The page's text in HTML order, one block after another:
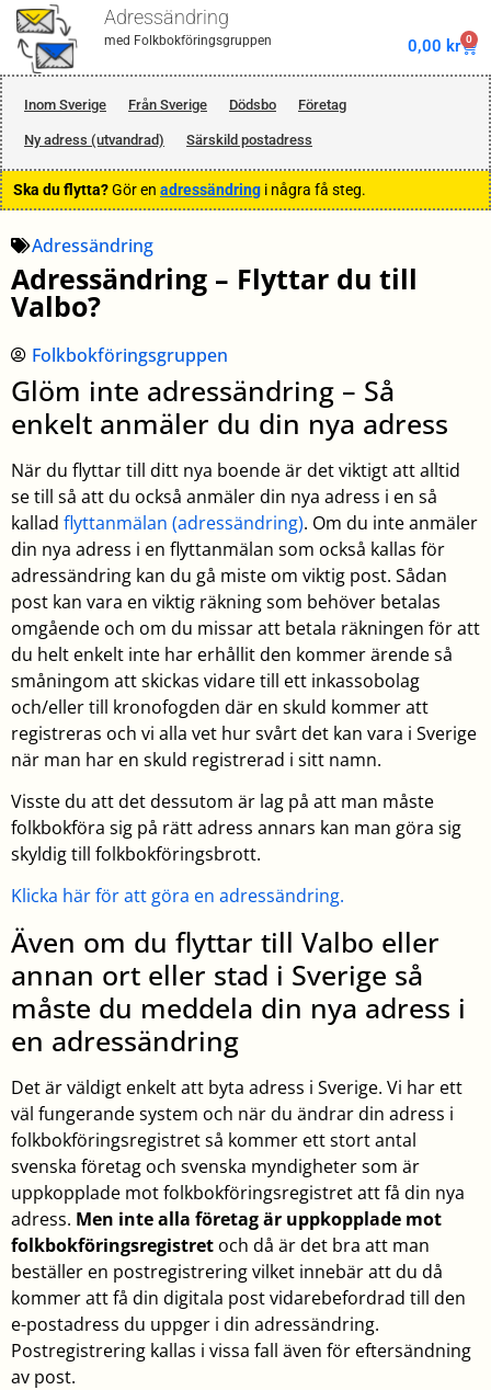
Adressändring
med Folkbokföringsgruppen 0,00 kr 0
Inom Sverige Från Sverige Dödsbo Företag
Ny adress (utvandrad) Särskild postadress
Ska du flytta?Gör en adressändring i några få steg.
Adressändring
Adressändring – Flyttar du till
Valbo?
Folkbokföringsgruppen
Glöm inte adressändring – Så
enkelt anmäler du din nya adress
När du flyttar till ditt nya boende är det viktigt att alltid
se till så att du också anmäler din nya adress i en så
kallad flyttanmälan (adressändring). Om du inte anmäler
din nya adress i en flyttanmälan som också kallas för
adressändring kan du gå miste om viktig post. Sådan
post kan vara en viktig räkning som behöver betalas
omgående och om du missar att betala räkningen för att
du helt enkelt inte har erhållit den kommer ärende så
småningom att skickas vidare till ett inkassobolag
och/eller till kronofogden där en skuld kommer att
registreras och vi alla vet hur svårt det kan vara i Sverige
när man har en skuld registrerad i sitt namn.
Visste du att det dessutom är lag på att man måste
folkbokföra sig på rätt adress annars kan man göra sig
skyldig till folkbokföringsbrott.
Klicka här för att göra en adressändring.
Även om du flyttar till Valbo eller
annan ort eller stad i Sverige så
måste du meddela din nya adress i
en adressändring
Det är väldigt enkelt att byta adress i Sverige. Vi har ett
väl fungerande system och när du ändrar din adress i
folkbokföringsregistret så kommer ett stort antal
svenska företag och svenska myndigheter som är
uppkopplade mot folkbokföringsregistret att få din nya
adress. Men inte alla företag är uppkopplade mot
folkbokföringsregistret och då är det bra att man
beställer en postregistrering vilket innebär att du då
kommer att få din digitala post vidarebefordrad till den
e-postadress du uppger i din adressändring.
Postregistrering kallas i vissa fall även för eftersändning
av post.